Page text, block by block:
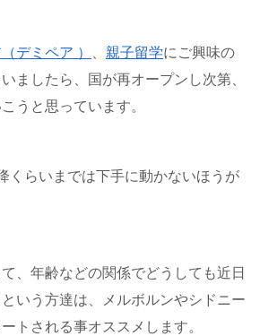
デミペア ） 親子留学にご興味の
ましたら、国が再オープンし次第、
うと思っています。
くらいまでは下手に動かないほうが
、年齢などの関係でどうしても近日
いう方達は、メルボルンやシドニー
トされる事オススメします。